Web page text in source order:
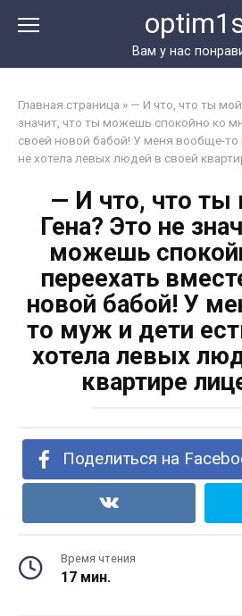
Вам у нас
Главная страница » — И что, что ты
значит, что ты можешь спокойно ко
своей новой бабой! У меня вообще-то
не хотела левых людей в своей
— И что, что ты
Гена? Это не
можешь
переехать
новой бабой! У
то муж и дети
хотела левых
квартире
Поделиться на
Время чтения
17 мин.